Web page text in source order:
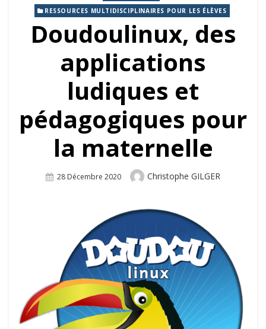
RESSOURCES MULTIDISCIPLINAIRES POUR LES ÉLÈVES
Doudoulinux, des
applications
ludiques et
pédagogiques pour
la maternelle
Posted
28 Décembre 2020 Author
Christophe GILGER